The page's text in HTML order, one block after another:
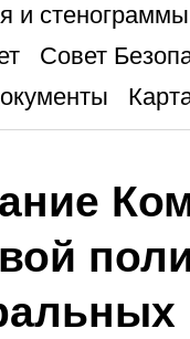
и стенограммы
Совет